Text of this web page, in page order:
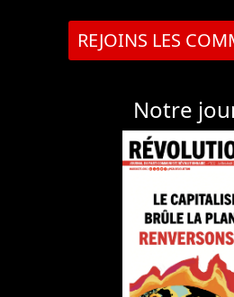
REJOINS LES
Notre